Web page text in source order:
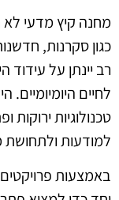
מחנה קיץ מדעי
רב יינתן על
לחיים היומיומיים.
טכנולוגיות ירוקות
למודעות ולתחושת
באמצעות